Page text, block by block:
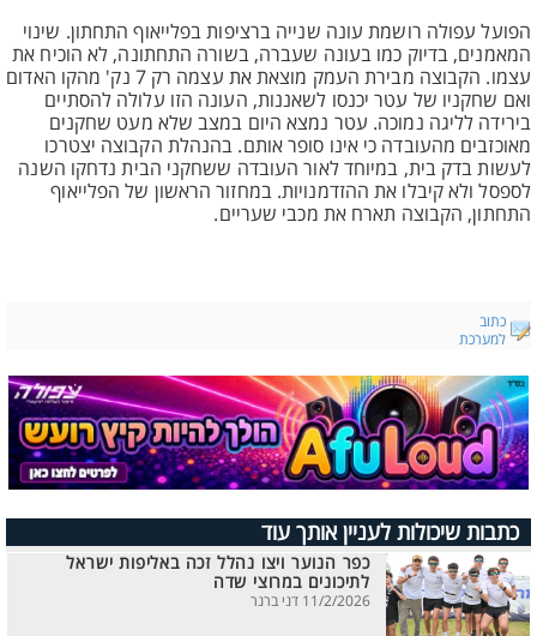
הפועל עפולה רושמת עונה שנייה ברציפות בפלייאוף התחתון. שינוי
המאמנים, בדיוק כמו בעונה שעברה, בשורה התחתונה, לא הוכיח את
עצמו. הקבוצה מבירת העמק מוצאת את עצמה רק 7 נק' מהקו האדום
ואם שחקניו של עטר יכנסו לשאננות, העונה הזו עלולה להסתיים
בירידה לליגה נמוכה. עטר נמצא היום במצב שלא מעט שחקנים
מאוכזבים מהעובדה כי אינו סופר אותם. בהנהלת הקבוצה יצטרכו
לעשות בדק בית, במיוחד לאור העובדה ששחקני הבית נדחקו השנה
לספסל ולא קיבלו את ההזדמנויות. במחזור הראשון של הפלייאוף
התחתון, הקבוצה תארח את מכבי שעריים.
כתוב
למערכת
כתבות שיכולות לעניין אותך עוד
כפר הנוער ויצו נהלל זכה באליפות ישראל
לתיכונים במרוצי שדה
11/2/2026 דני ברנר